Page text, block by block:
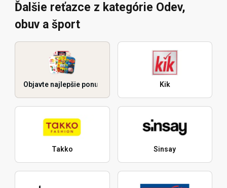
Ďalšie reťazce z kategórie Odev,
obuv a šport
Objavte najlepšie ponuky Kik
Takko Sinsay